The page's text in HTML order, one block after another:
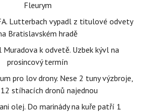
Fleurym
Lutterbach vypadl z titulové odvety
Bratislavském hradě
Muradova k odvetě. Uzbek kývl na
prosincový termín
pro lov drony. Nese 2 tuny výzbroje,
stíhacích dronů najednou
olej. Do marinády na kuře patří 1